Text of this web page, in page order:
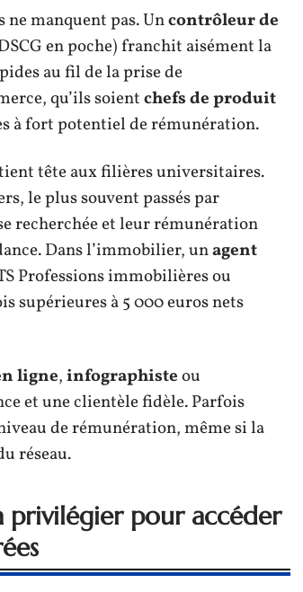
manquent pas. Uncontrôleur de
en poche) franchit aisément la
au fil de la prise de
qu’ils soientchefs de produit
à fort potentiel de rémunération.
tête aux filières universitaires.
le plus souvent passés par
recherchée et leur rémunération
Dans l’immobilier, unagent
Professions immobilières ou
supérieures à 5 000 euros nets
ligne,infographisteou
et une clientèle fidèle. Parfois
de rémunération, même si la
réseau.
privilégier pour accéder